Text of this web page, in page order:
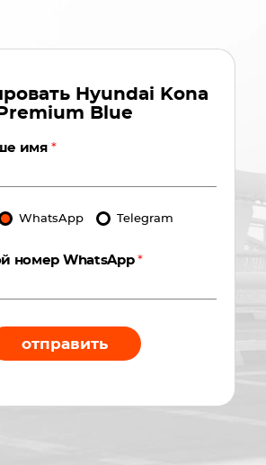
Hyundai Kona
Premium Blue
имя *
WhatsApp Telegram
номер WhatsApp*
отправить